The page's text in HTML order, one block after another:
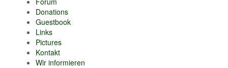
Donations
Guestbook
Links
Pictures
Kontakt
Wir informieren